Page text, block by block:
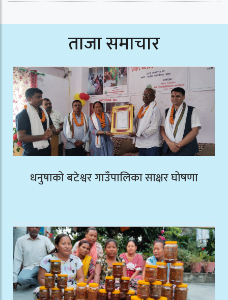
ताजा समाचार
धनुषाको बटेश्वर गाउँपालिका साक्षर घोषणा